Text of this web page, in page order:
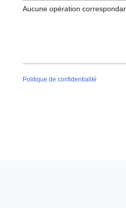
Aucune opération
Politique de confidentialité